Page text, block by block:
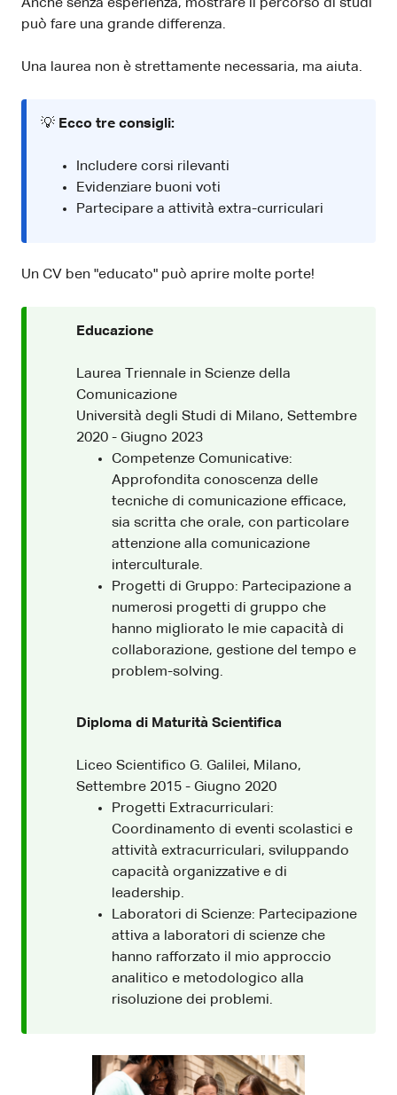
Anche senza esperienza, mostrare il percorso di studi
può fare una grande differenza.
Una laurea non è strettamente necessaria, ma aiuta.
💡 Ecco tre consigli:
Includere corsi rilevanti
Evidenziare buoni voti
Partecipare a attività extra-curriculari
Un CV ben "educato" può aprire molte porte!
Educazione
Laurea Triennale in Scienze della
Comunicazione
Università degli Studi di Milano, Settembre
2020 - Giugno 2023
Competenze Comunicative:
Approfondita conoscenza delle
tecniche di comunicazione efficace,
sia scritta che orale, con particolare
attenzione alla comunicazione
interculturale.
Progetti di Gruppo: Partecipazione a
numerosi progetti di gruppo che
hanno migliorato le mie capacità di
collaborazione, gestione del tempo e
problem-solving.
Diploma di Maturità Scientifica
Liceo Scientifico G. Galilei, Milano,
Settembre 2015 - Giugno 2020
Progetti Extracurriculari:
Coordinamento di eventi scolastici e
attività extracurriculari, sviluppando
capacità organizzative e di
leadership.
Laboratori di Scienze: Partecipazione
attiva a laboratori di scienze che
hanno rafforzato il mio approccio
analitico e metodologico alla
risoluzione dei problemi.